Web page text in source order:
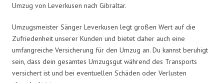
Umzug von Leverkusen nach Gibraltar.
Umzugsmeister Sänger Leverkusen legt großen Wert auf die
Zufriedenheit unserer Kunden und bietet daher auch eine
umfangreiche Versicherung für den Umzug an. Du kannst beruhigt
sein, dass dein gesamtes Umzugsgut während des Transports
versichert ist und bei eventuellen Schäden oder Verlusten